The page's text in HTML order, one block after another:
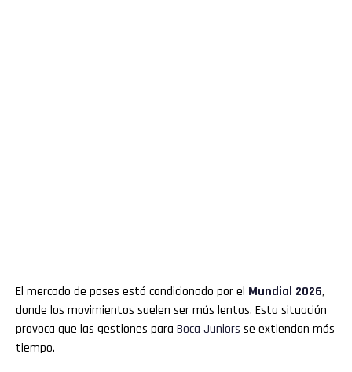
El mercado de pases está condicionado por el Mundial 2026,
donde los movimientos suelen ser más lentos. Esta situación
provoca que las gestiones para Boca Juniors se extiendan más
tiempo.